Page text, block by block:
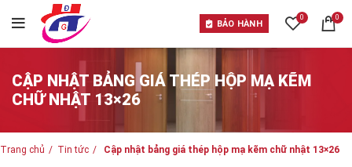
BẢO HÀNH
0 0
CẬP NHẬT BẢNG GIÁ THÉP HỘP MẠ KẼM
CHỮ NHẬT 13×26
Trang chủ Tin tức Cập nhật bảng giá thép hộp mạ kẽm chữ nhật 13×26